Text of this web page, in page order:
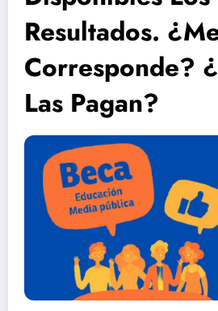
Resultados.
Corresponde?
Las Pagan?